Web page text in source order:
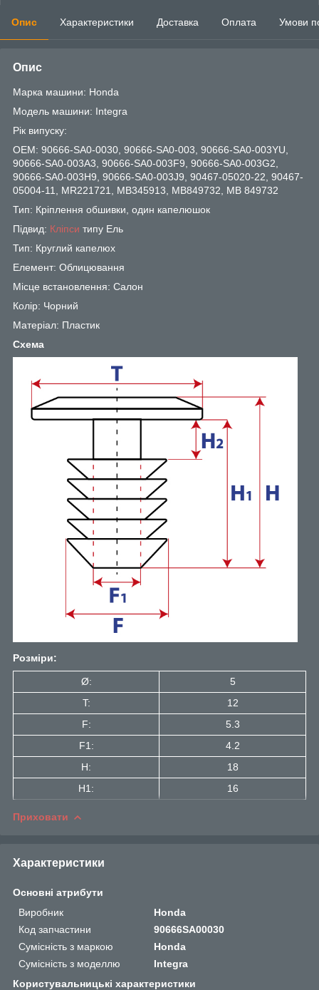
Опис Характеристики Доставка Оплата Умови
Опис
Марка машини: Honda
Модель машини: Integra
Рік випуску:
OEM: 90666-SA0-0030, 90666-SA0-003, 90666-SA0-003YU,
90666-SA0-003A3, 90666-SA0-003F9, 90666-SA0-003G2,
90666-SA0-003H9, 90666-SA0-003J9, 90467-05020-22, 90467-
05004-11, MR221721, MB345913, MB849732, MB 849732
Тип: Кріплення обшивки, один капелюшок
Підвид: Кліпси типу Ель
Тип: Круглий капелюх
Елемент: Облицювання
Місце встановлення: Салон
Колір: Чорний
Матеріал: Пластик
Схема
Розміри:
Ø:
5
T:
12
F:
5.3
F1:
4.2
H:
18
H1:
16
Приховати
Характеристики
Основні атрибути
Виробник
Honda
Код запчастини
90666SA00030
Сумісність з маркою
Honda
Сумісність з моделлю
Integra
Користувальницькі характеристики